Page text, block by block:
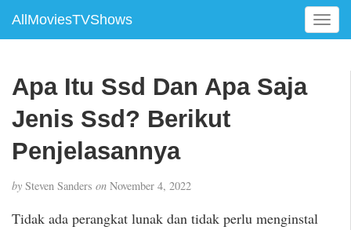
AllMoviesTVShows
T
o
Apa Itu Ssd Dan Apa Saja
Jenis Ssd? Berikut
Penjelasannya
by Steven Sanders on November 4, 2022
Tidak ada perangkat lunak dan tidak perlu menginstal